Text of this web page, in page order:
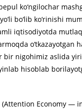
ko‘ngilochar
bo‘lib ko‘rinishi
iqtisodiyotda
o‘tkazayotgan
bir nigohimiz aslida
hisoblab
Economy —